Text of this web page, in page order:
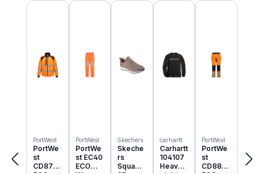
Produktgalerie überspringen
PortWest
PortWe
st
CD875
PortWest
PortWe
st EC40
ECO
Skechers
Skeche
rs
Squad
carhartt
Carhartt
104107
Heavyw
PortWest
PortWe
st
CD889